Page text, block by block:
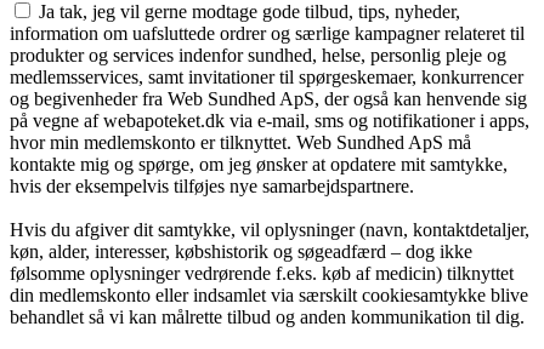
Ja tak, jeg vil gerne modtage gode tilbud, tips, nyheder,
information om uafsluttede ordrer og særlige kampagner relateret til
produkter og services indenfor sundhed, helse, personlig pleje og
medlemsservices, samt invitationer til spørgeskemaer, konkurrencer
og begivenheder fra Web Sundhed ApS, der også kan henvende sig
på vegne af webapoteket.dk via e-mail, sms og notifikationer i apps,
hvor min medlemskonto er tilknyttet. Web Sundhed ApS må
kontakte mig og spørge, om jeg ønsker at opdatere mit samtykke,
hvis der eksempelvis tilføjes nye samarbejdspartnere.
Hvis du afgiver dit samtykke, vil oplysninger (navn, kontaktdetaljer,
køn, alder, interesser, købshistorik og søgeadfærd – dog ikke
følsomme oplysninger vedrørende f.eks. køb af medicin) tilknyttet
din medlemskonto eller indsamlet via særskilt cookiesamtykke blive
behandlet så vi kan målrette tilbud og anden kommunikation til dig.